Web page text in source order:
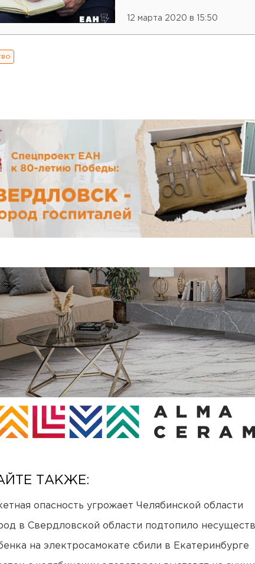
12 марта 2020 в 15:50
ТАКЖЕ:
опасность угрожает Челябинской области
в Свердловской области подтопило
на электросамокате сбили в Екатеринбурге